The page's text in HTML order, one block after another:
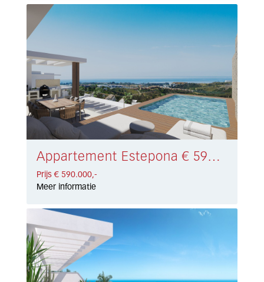
Appartement Estepona € 590.000,-
Prijs € 590.000,-
Meer informatie